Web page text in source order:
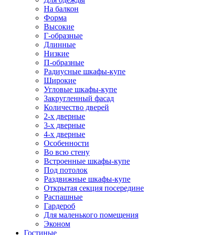
На балкон
Форма
Высокие
Г-образные
Длинные
Низкие
П-образные
Радиусные шкафы-купе
Широкие
Угловые шкафы-купе
Закругленный фасад
Количество дверей
2-х дверные
3-х дверные
4-х дверные
Особенности
Во всю стену
Встроенные шкафы-купе
Под потолок
Раздвижные шкафы-купе
Открытая секция посередине
Распашные
Гардероб
Для маленького помещения
Эконом
Гостиные